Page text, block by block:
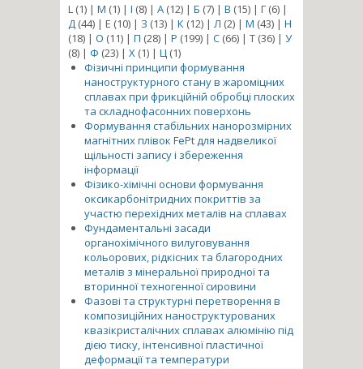
L (1) | M (1) | І (8) | А (12) | Б (7) | В (15) | Г (6) |
Д (44) | Е (10) | З (13) | К (12) | Л (2) | М (43) | Н
(18) | О (11) | П (28) | Р (199) | С (66) | Т (36) | У
(8) | Ф (23) | Х (1) | Ц (1)
Фізичні принципи формування
наноструктурного стану в жароміцних
сплавах при фрикційній обробці плоских
та складнофасонних поверхонь
Формування стабільних нанорозмірних
магнітних плівок FePt для надвеликої
щільності запису і збереження
інформації
Фізико-хімічні основи формування
оксикарбонітридних покриттів за
участю перехідних металів на сплавах
Фундаментальні засади
органохімічного вилуговування
кольорових, рідкісних та благородних
металів з мінеральної природної та
вторинної техногенної сировини
Фазові та структурні перетворення в
композиційних наноструктурованих
квазікристалічних сплавах алюмінію під
дією тиску, інтенсивної пластичної
деформації та температури